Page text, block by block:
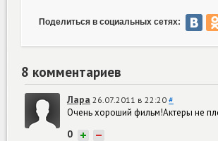
Поделиться в социальных сетях:
8 комментариев
Лара 26.07.2011 в 22:20 #
Очень хороший фильм!Актеры не
0 + −